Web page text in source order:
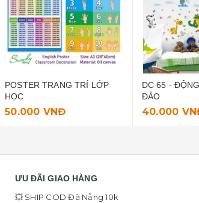
DC 65 - ĐỘNG VẬT TRÊN
40.000 VNĐ
DC
ƯU ĐÃI GIAO HÀNG
💥 SHIP COD Đà Nẵng 10k